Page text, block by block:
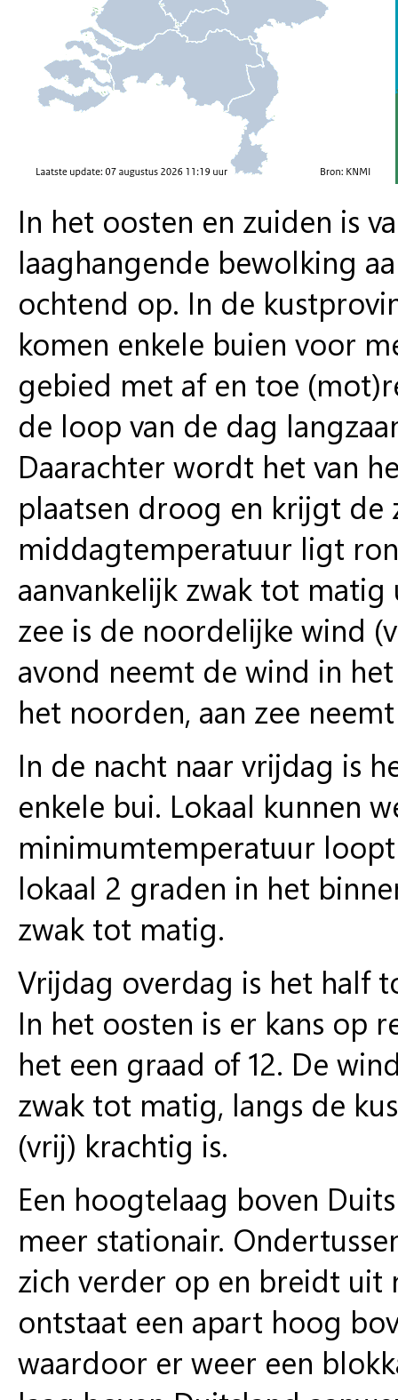
In het oosten en zuiden is
laaghangende bewolking
ochtend op. In de
komen enkele buien voor
gebied met af en toe
de loop van de dag
Daarachter wordt het van
plaatsen droog en krijgt de
middagtemperatuur ligt
aanvankelijk zwak tot
zee is de noordelijke wind
avond neemt de wind in
het noorden, aan zee
In de nacht naar vrijdag is
enkele bui. Lokaal kunnen
minimumtemperatuur
lokaal 2 graden in het
zwak tot matig.
Vrijdag overdag is het half
In het oosten is er kans op
het een graad of 12. De
zwak tot matig, langs de
(vrij) krachtig is.
Een hoogtelaag boven
meer stationair.
zich verder op en breidt uit
ontstaat een apart hoog
waardoor er weer een